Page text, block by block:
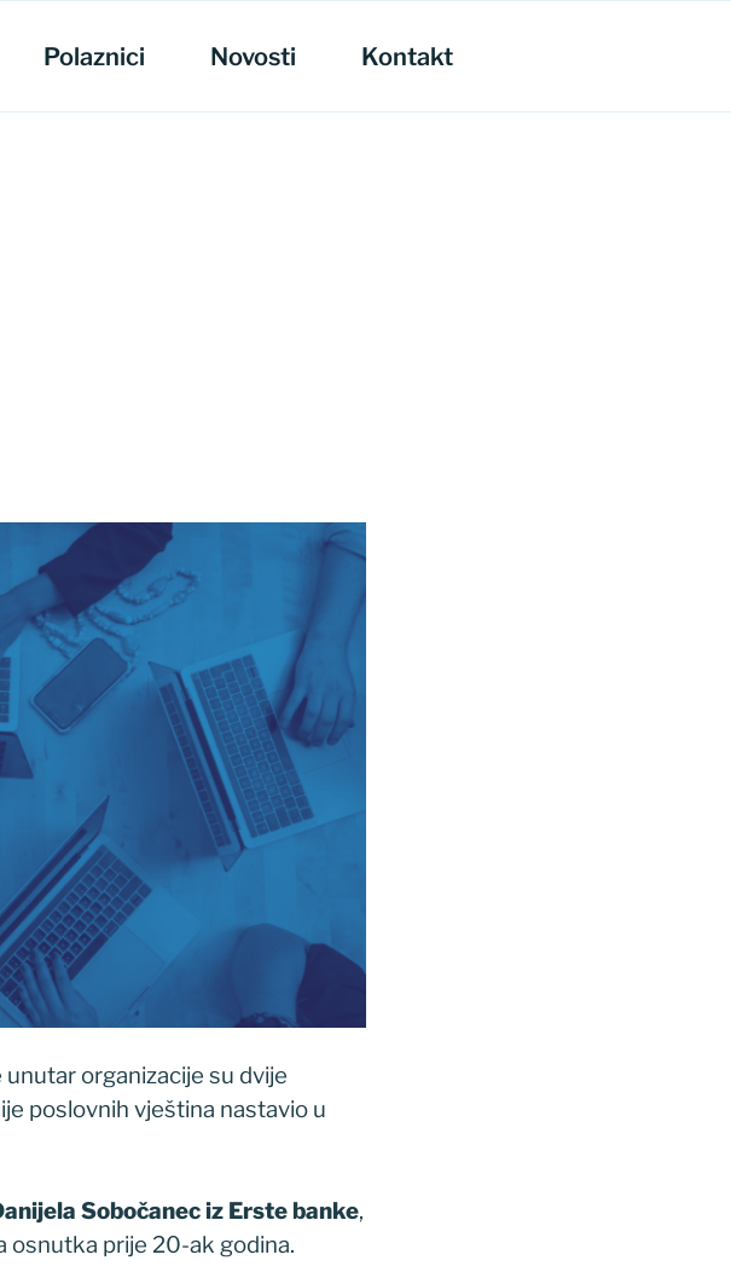
Polaznici Novosti Kontakt
organizacije su dvije
poslovnih vještina nastavio u
Sobočanec iz Erste banke,
osnutka prije 20-ak godina.